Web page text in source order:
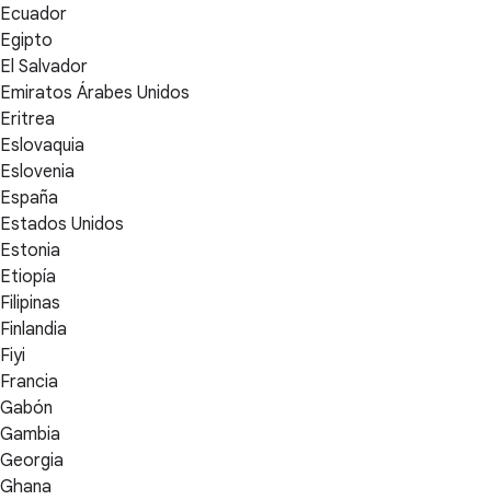
Ecuador
Egipto
El Salvador
Emiratos Árabes Unidos
Eritrea
Eslovaquia
Eslovenia
España
Estados Unidos
Estonia
Etiopía
Filipinas
Finlandia
Fiyi
Francia
Gabón
Gambia
Georgia
Ghana